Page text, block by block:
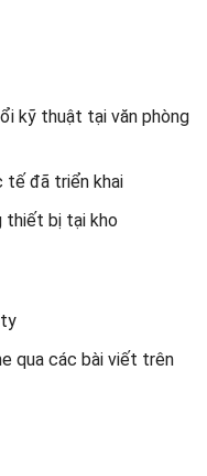
kỹ thuật tại văn phòng
tế đã triển khai
thiết bị tại kho
qua các bài viết trên